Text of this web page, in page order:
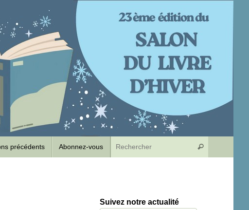
précédents Abonnez-vous Rechercher
Suivez notre actualité